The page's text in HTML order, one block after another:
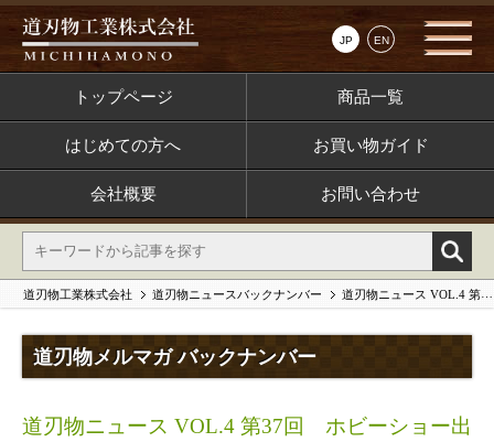
JP EN
トップページ 商品一覧
はじめての方へ お買い物ガイド
会社概要 お問い合わせ
道刃物工業株式会社 道刃物ニュースバックナンバー 道刃物ニュース VOL.4 第37回 ホビーショー出展報告
道刃物メルマガ バックナンバー
道刃物ニュース VOL.4 第37回 ホビーショー出